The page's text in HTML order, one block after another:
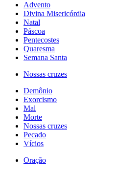
Advento
Divina Misericórdia
Natal
Páscoa
Pentecostes
Quaresma
Semana Santa
Nossas cruzes
Demônio
Exorcismo
Mal
Morte
Nossas cruzes
Pecado
Vícios
Oração